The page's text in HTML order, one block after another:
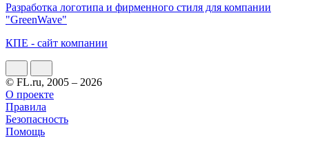
Разработка логотипа и фирменного стиля для компании
"GreenWave"
КПЕ - сайт компании
© FL.ru, 2005 – 2026
О проекте
Правила
Безопасность
Помощь